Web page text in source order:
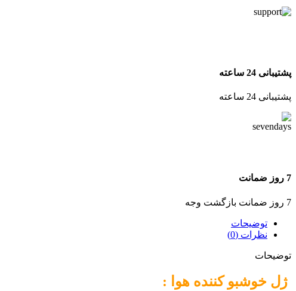
پشتیبانی 24 ساعته
پشتیبانی 24 ساعته
7 روز ضمانت
7 روز ضمانت بازگشت وجه
توضیحات
نظرات (0)
توضیحات
ژل خوشبو کننده هوا :